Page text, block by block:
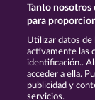
Tanto nosotros
para
Utilizar datos de
activamente las
identificación..
acceder a ella.
publicidad y
servicios.